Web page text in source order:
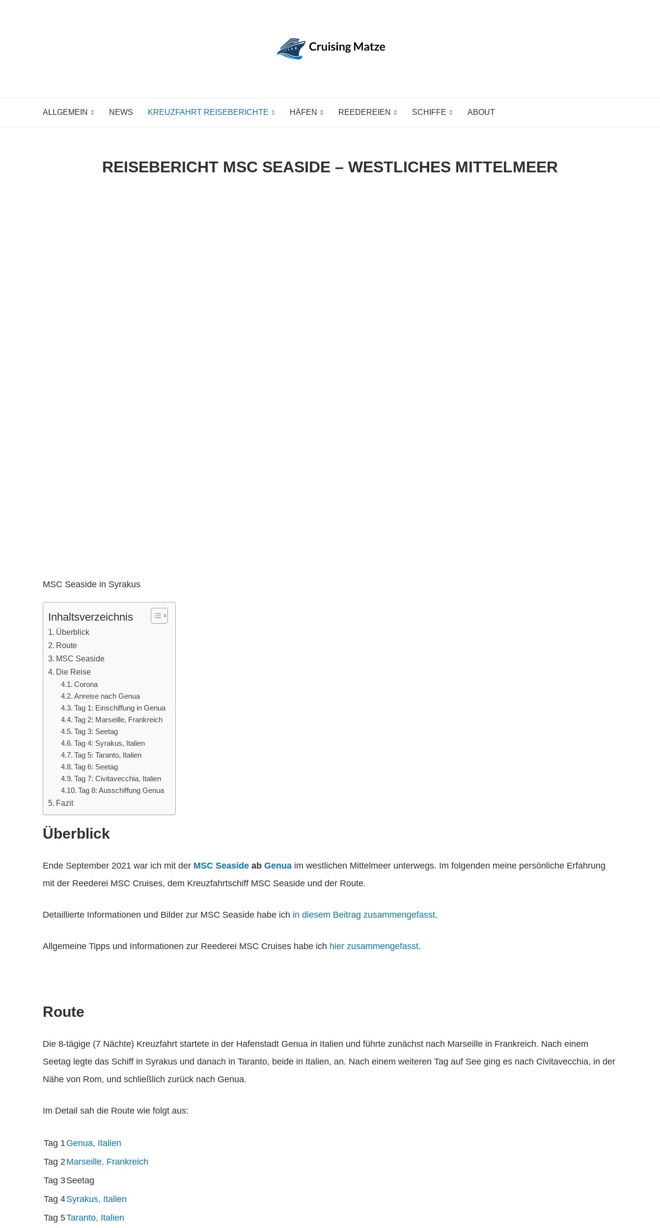
ALLGEMEIN NEWS KREUZFAHRT REISEBERICHTE HÄFEN REEDEREIEN SCHIFFE ABOUT
REISEBERICHT MSC SEASIDE – WESTLICHES MITTELMEER
MSC Seaside in Syrakus
Inhaltsverzeichnis
Überblick
Route
MSC Seaside
Die Reise
Corona
Anreise nach Genua
Tag 1: Einschiffung in Genua
Tag 2: Marseille, Frankreich
Tag 3: Seetag
Tag 4: Syrakus, Italien
Tag 5: Taranto, Italien
Tag 6: Seetag
Tag 7: Civitavecchia, Italien
Tag 8: Ausschiffung Genua
Fazit
Überblick
Ende September 2021 war ich mit der MSC Seaside ab Genua im westlichen Mittelmeer unterwegs. Im folgenden meine persönliche Erfahrung
mit der Reederei MSC Cruises, dem Kreuzfahrtschiff MSC Seaside und der Route.
Detaillierte Informationen und Bilder zur MSC Seaside habe ich in diesem Beitrag zusammengefasst.
Allgemeine Tipps und Informationen zur Reederei MSC Cruises habe ich hier zusammengefasst.
Route
Die 8-tägige (7 Nächte) Kreuzfahrt startete in der Hafenstadt Genua in Italien und führte zunächst nach Marseille in Frankreich. Nach einem
Seetag legte das Schiff in Syrakus und danach in Taranto, beide in Italien, an. Nach einem weiteren Tag auf See ging es nach Civitavecchia, in der
Nähe von Rom, und schließlich zurück nach Genua.
Im Detail sah die Route wie folgt aus:
Tag 1 Genua, Italien
Tag 2 Marseille, Frankreich
Tag 3Seetag
Tag 4Syrakus, Italien
Tag 5Taranto, Italien